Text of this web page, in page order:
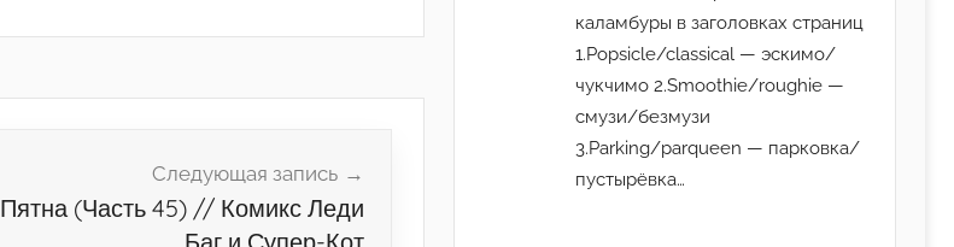
Следующая запись
Пятна (Часть 45) // Комикс Леди
каламбуры в заголовках страниц
1.Popsicle/classical — эскимо/
чукчимо 2.Smoothie/roughie —
смузи/безмузи
3.Parking/parqueen — парковка/
пустырёвка…